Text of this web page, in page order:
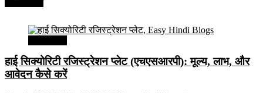
हाई सिक्योरिटी रजिस्ट्रेशन प्लेट (एचएसआरपी): मूल्य, लाभ, और
आवेदन कैसे करें